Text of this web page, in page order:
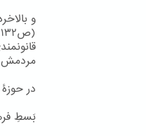
و
مردمش
در
بَسطِ